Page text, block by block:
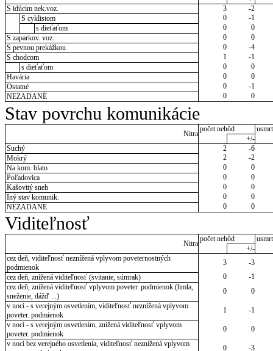
S idúcim nek.voz.
3
-2
S cyklistom
0
-1
s dieťaťom
0
0
S zaparkov. voz.
0
0
S pevnou prekážkou
0
-4
S chodcom
1
-1
s dieťaťom
0
0
Havária
0
0
Ostatné
0
-1
NEZADANÉ
0 0
Stav povrchu komunikácie
Nitra
počet nehôd
+/-
Suchý
2
-6
Mokrý
2
-2
Na kom. blato
0
0
Poľadovica
0
0
Kašovitý sneh
0
0
Iný stav komunik.
0
0
NEZADANÉ
0 0
Viditeľnosť
Nitra
počet nehôd
+/-
cez deň, viditeľnosť neznížená vplyvom poveternostných
podmienok
3
-3
cez deň, znížená viditeľnosť (svitanie, súmrak)
0
-1
cez deň, znížená viditeľnosť vplyvom poveter. podmienok (hmla,
sneženie, dážď ...)
0
0
v noci - s verejným osvetlením, viditeľnosť neznížená vplyvom
poveter. podmienok
1
-1
v noci - s verejným osvetlením, znížená viditeľnosť vplyvom
poveter. podmienok
0
0
v noci bez verejného osvetlenia, viditeľnosť neznížená vplyvom
0
-3